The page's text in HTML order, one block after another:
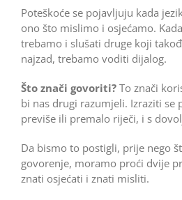
Poteškoće se pojavljuju kada
ono što mislimo i osjećamo.
trebamo i slušati druge koji
najzad, trebamo voditi dijalog.
Što znači govoriti? To znači
bi nas drugi razumjeli. Izraziti se
previše ili premalo riječi, i s
Da bismo to postigli, prije nego
govorenje, moramo proći dvije
znati osjećati i znati misliti.